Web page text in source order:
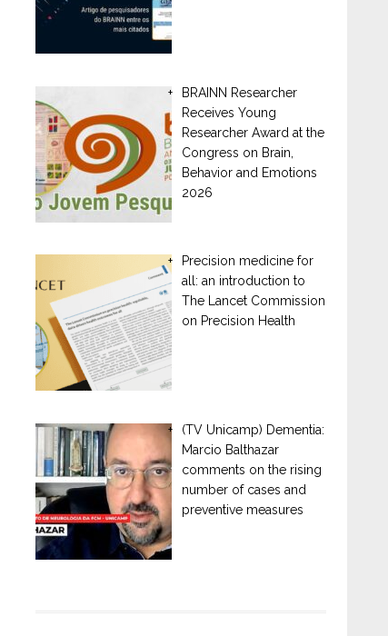
BRAINN Researcher
Receives Young
Researcher Award at the
Congress on Brain,
Behavior and Emotions
2026
Precision medicine for
all: an introduction to
The Lancet Commission
on Precision Health
(TV Unicamp) Dementia:
Marcio Balthazar
comments on the rising
number of cases and
preventive measures